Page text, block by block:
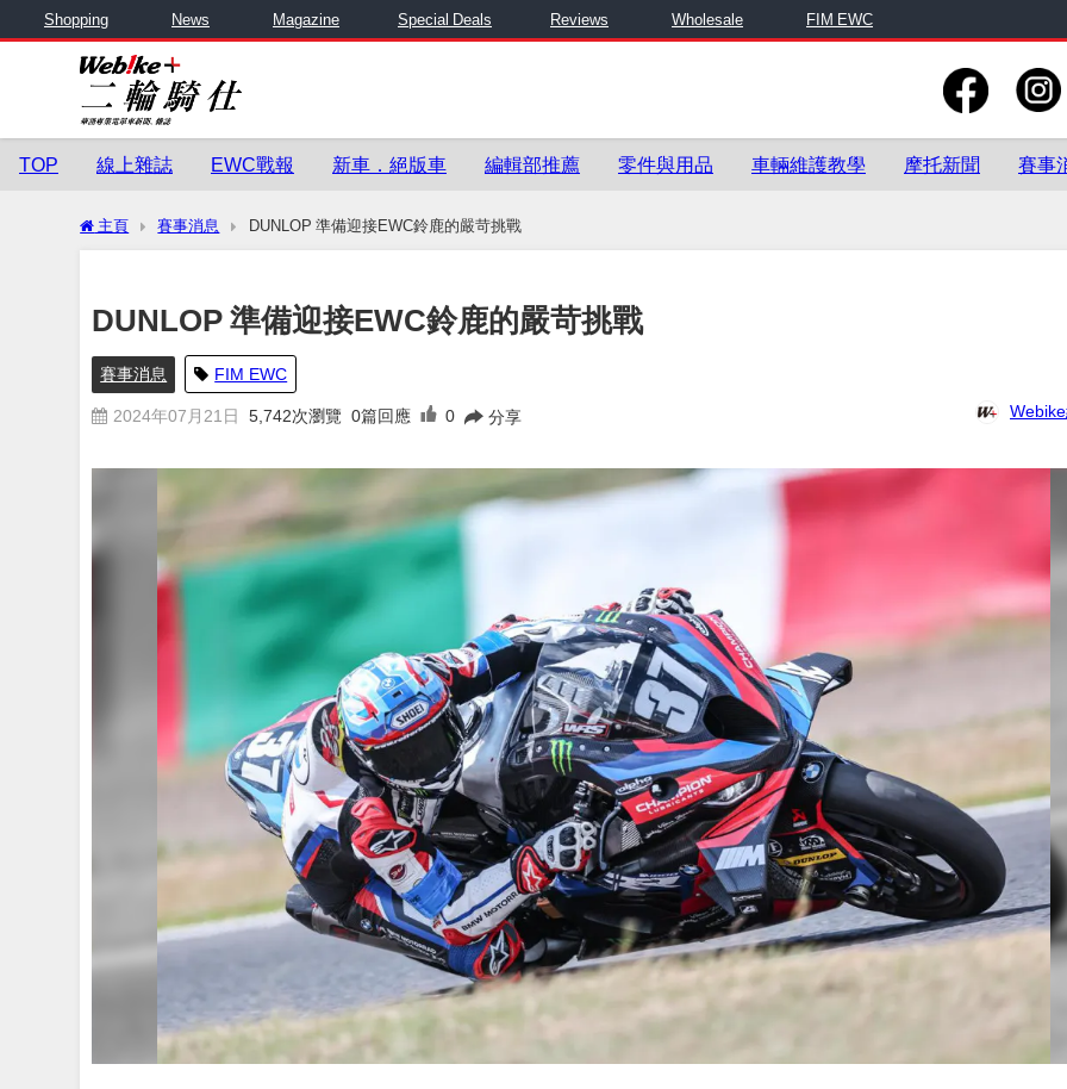
Shopping News Magazine Special Deals Reviews Wholesale FIM EWC
TOP 線上雜誌 EWC戰報 新車．絕版車 編輯部推薦 零件與用品 車輛維護教學 摩托新聞 賽事
主頁 賽事消息 DUNLOP 準備迎接EWC鈴鹿的嚴苛挑戰
DUNLOP 準備迎接EWC鈴鹿的嚴苛挑戰
賽事消息 FIM EWC
2024年07月21日 5,742次瀏覽 0篇回應 0 分享